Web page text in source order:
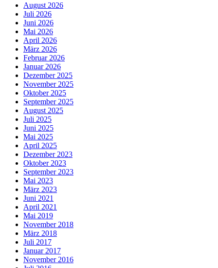
August 2026
Juli 2026
Juni 2026
Mai 2026
April 2026
März 2026
Februar 2026
Januar 2026
Dezember 2025
November 2025
Oktober 2025
September 2025
August 2025
Juli 2025
Juni 2025
Mai 2025
April 2025
Dezember 2023
Oktober 2023
September 2023
Mai 2023
März 2023
Juni 2021
April 2021
Mai 2019
November 2018
März 2018
Juli 2017
Januar 2017
November 2016